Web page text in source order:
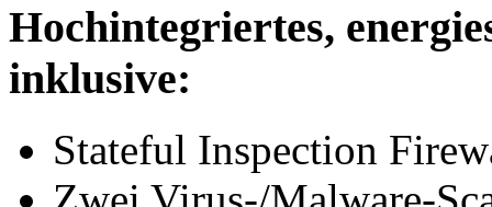
Hochintegriertes,
inklusive:
Stateful Inspection